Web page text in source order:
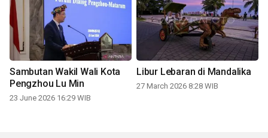
Sambutan Wakil Wali Kota
Pengzhou Lu Min
23 June 2026 16:29 WIB
Libur Lebaran di Mandalika
27 March 2026 8:28 WIB